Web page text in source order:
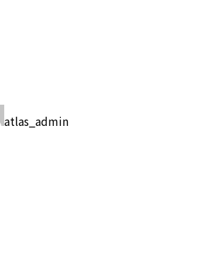
atlas_admin